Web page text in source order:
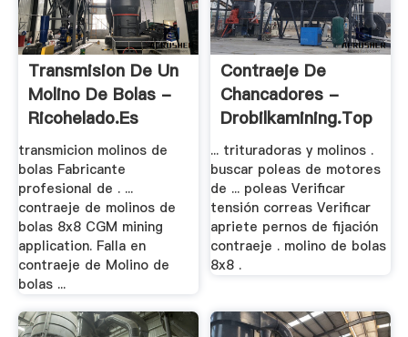
Transmision De Un
Molino De Bolas -
Ricohelado.es
transmicion molinos de
bolas Fabricante
profesional de . ...
contraeje de molinos de
bolas 8x8 CGM mining
application. Falla en
contraeje de Molino de
bolas ...
Contraeje De
Chancadores -
Drobilkamining.top
... trituradoras y molinos .
buscar poleas de motores
de ... poleas Verificar
tensión correas Verificar
apriete pernos de fijación
contraeje . molino de bolas
8x8 .